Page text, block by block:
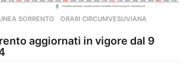
SORRENTO ,ORARI CIRCUMVESUVIANA
aggiornati in vigore dal 9